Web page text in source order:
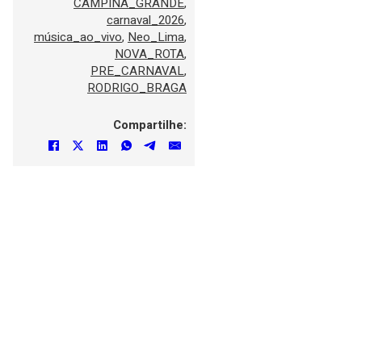
carnaval_2026,
música_ao_vivo, Neo_Lima,
NOVA_ROTA,
PRE_CARNAVAL,
RODRIGO_BRAGA
Compartilhe: